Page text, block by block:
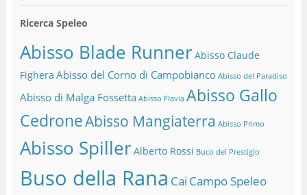
Ricerca Speleo
Abisso Blade RunnerAbisso Claude
Fighera Abisso del Corno di Campobianco Abisso del Paradiso
Abisso di Malga Fossetta Abisso Flavia Abisso Gallo
CedroneAbisso Mangiaterra Abisso Primo
Abisso SpillerAlberto Rossi Buco del Prestigio
Buso della Rana Cai Campo Speleo